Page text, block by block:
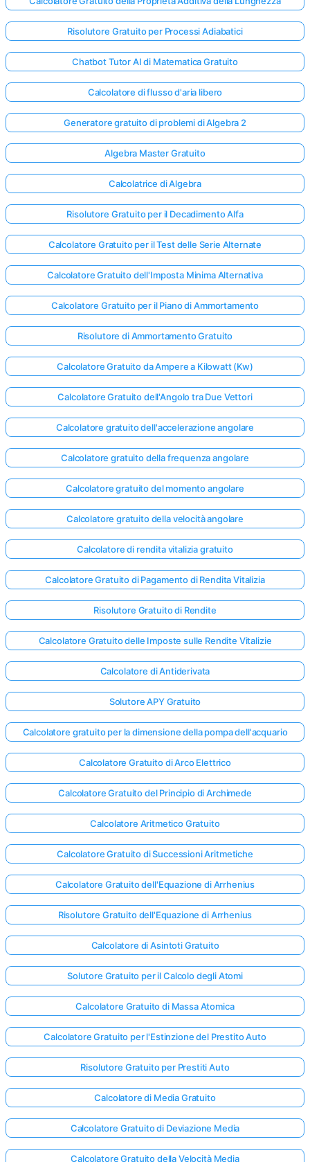
Risolutore Gratuito per Processi Adiabatici
Chatbot Tutor AI di Matematica Gratuito
Calcolatore di flusso d'aria libero
Generatore gratuito di problemi di Algebra 2
Algebra Master Gratuito
Calcolatrice di Algebra
Risolutore Gratuito per il Decadimento Alfa
Calcolatore Gratuito per il Test delle Serie Alternate
Calcolatore Gratuito dell'Imposta Minima Alternativa
Calcolatore Gratuito per il Piano di Ammortamento
Risolutore di Ammortamento Gratuito
Calcolatore Gratuito da Ampere a Kilowatt (Kw)
Calcolatore Gratuito dell'Angolo tra Due Vettori
Calcolatore gratuito dell'accelerazione angolare
Calcolatore gratuito della frequenza angolare
Calcolatore gratuito del momento angolare
Calcolatore gratuito della velocità angolare
Calcolatore di rendita vitalizia gratuito
Calcolatore Gratuito di Pagamento di Rendita Vitalizia
Risolutore Gratuito di Rendite
Calcolatore Gratuito delle Imposte sulle Rendite Vitalizie
Calcolatore di Antiderivata
Solutore APY Gratuito
Calcolatore gratuito per la dimensione della pompa dell'acquario
Calcolatore Gratuito di Arco Elettrico
Calcolatore Gratuito del Principio di Archimede
Calcolatore Aritmetico Gratuito
Calcolatore Gratuito di Successioni Aritmetiche
Calcolatore Gratuito dell'Equazione di Arrhenius
Risolutore Gratuito dell'Equazione di Arrhenius
Calcolatore di Asintoti Gratuito
Solutore Gratuito per il Calcolo degli Atomi
Calcolatore Gratuito di Massa Atomica
Calcolatore Gratuito per l'Estinzione del Prestito Auto
Risolutore Gratuito per Prestiti Auto
Calcolatore di Media Gratuito
Calcolatore Gratuito di Deviazione Media
Calcolatore Gratuito della Velocità Media